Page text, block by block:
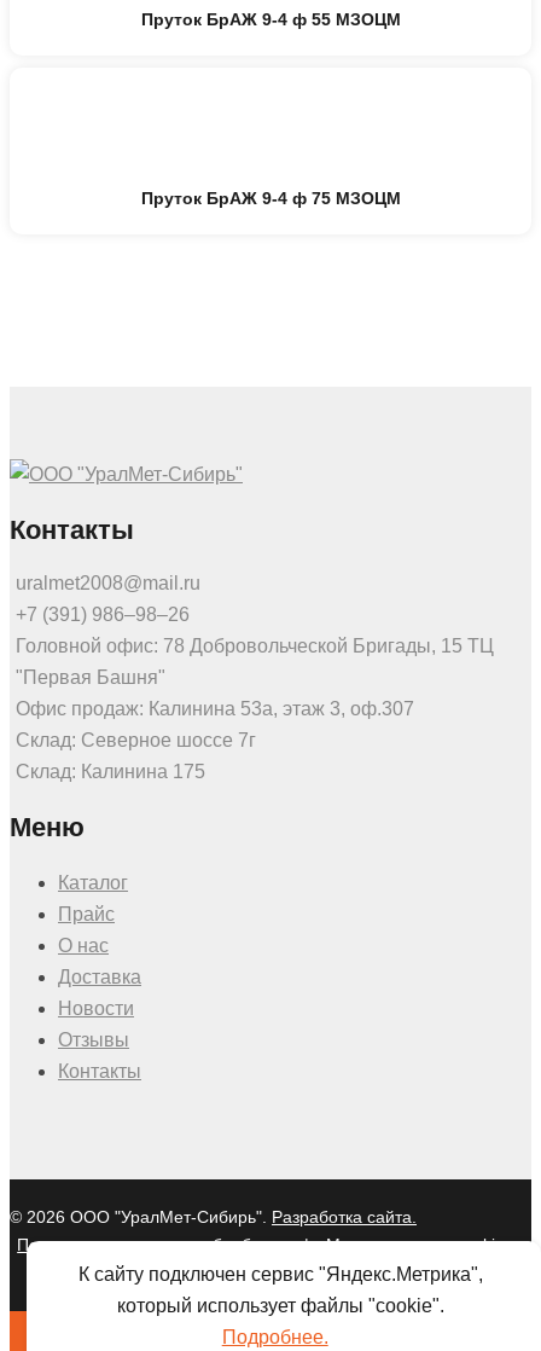
Пруток БрАЖ 9-4 ф 55 МЗОЦМ
Пруток БрАЖ 9-4 ф 75 МЗОЦМ
Контакты
uralmet2008@mail.ru
+7 (391) 986‒98‒26
Головной офис: 78 Добровольческой Бригады, 15 ТЦ
"Первая Башня"
Офис продаж: Калинина 53а, этаж 3, оф.307
Склад: Северное шоссе 7г
Склад: Калинина 175
Меню
Каталог
Прайс
О нас
Доставка
Новости
Отзывы
Контакты
© 2026 ООО "УралМет-Сибирь". Разработка сайта.
Политика в отношении обработки
персональных данных
|
Мы используем cookies и
Яндекс Метрику
К сайту подключен сервис "Яндекс.Метрика",
который использует файлы "cookie".
Подробнее.